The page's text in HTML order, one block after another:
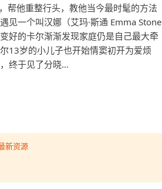
帮他重整行头，教他当今最时髦的方法
见一个叫汉娜（艾玛·斯通 Emma Stone
好的卡尔渐渐发现家庭仍是自己最大牵
13岁的小儿子也开始情窦初开为爱烦
终于见了分晓…
新资源